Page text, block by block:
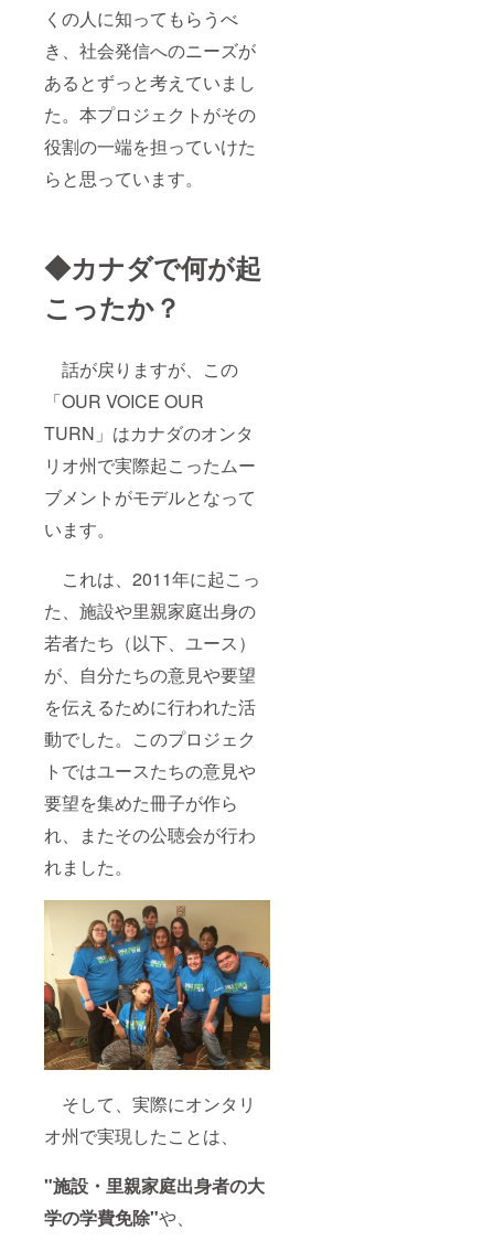
くの人に知ってもらうべ
き、社会発信へのニーズが
あるとずっと考えていまし
た。本プロジェクトがその
役割の一端を担っていけた
らと思っています。
◆カナダで何が起
こったか？
話が戻りますが、この
「OUR VOICE OUR
TURN」はカナダのオンタ
リオ州で実際起こったムー
ブメントがモデルとなって
います。
これは、2011年に起こっ
た、施設や里親家庭出身の
若者たち（以下、ユース）
が、自分たちの意見や要望
を伝えるために行われた活
動でした。このプロジェク
トではユースたちの意見や
要望を集めた冊子が作ら
れ、またその公聴会が行わ
れました。
そして、実際にオンタリ
オ州で実現したことは、
"施設・里親家庭出身者の大
学の学費免除"や、